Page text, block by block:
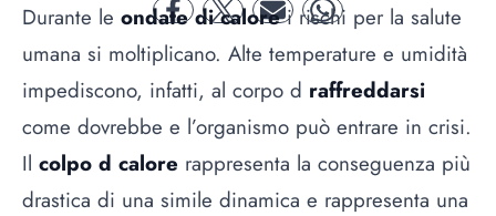
facebooktwitter mail whatsapp
Durante le ondate di calorei rischi per la salute
umana si moltiplicano. Alte temperature e umidità
impediscono, infatti, al corpo d raffreddarsi
come dovrebbe e l’organismo può entrare in crisi.
Il colpo d calore rappresenta la conseguenza più
drastica di una simile dinamica e rappresenta una